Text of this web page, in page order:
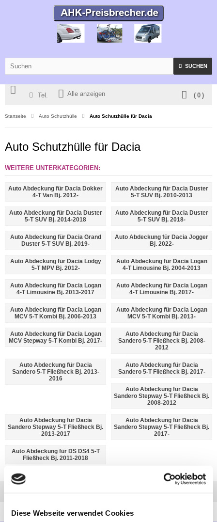
Diese Webseite verwendet Cookies
SUCHEN
Tel. Alle anzeigen ( 0 )
Startseite Auto Schutzhülle Auto Schutzhülle für Dacia
Auto Schutzhülle für Dacia
WEITERE UNTERKATEGORIEN:
Auto Abdeckung für Dacia Dokker
4-T Van Bj. 2012-
Auto Abdeckung für Dacia Duster
5-T SUV Bj. 2010-2013
Auto Abdeckung für Dacia Duster
5-T SUV Bj. 2014-2018
Auto Abdeckung für Dacia Duster
5-T SUV Bj. 2018-
Auto Abdeckung für Dacia Grand
Duster 5-T SUV Bj. 2019-
Auto Abdeckung für Dacia Jogger
Bj. 2022-
Auto Abdeckung für Dacia Lodgy
5-T MPV Bj. 2012-
Auto Abdeckung für Dacia Logan
4-T Limousine Bj. 2004-2013
Auto Abdeckung für Dacia Logan
4-T Limousine Bj. 2013-2017
Auto Abdeckung für Dacia Logan
4-T Limousine Bj. 2017-
Auto Abdeckung für Dacia Logan
MCV 5-T Kombi Bj. 2006-2013
Auto Abdeckung für Dacia Logan
MCV 5-T Kombi Bj. 2013-
Auto Abdeckung für Dacia Logan
MCV Stepway 5-T Kombi Bj. 2017-
Auto Abdeckung für Dacia
Sandero 5-T Fließheck Bj. 2008-
2012
Auto Abdeckung für Dacia
Sandero 5-T Fließheck Bj. 2013-
2016
Auto Abdeckung für Dacia
Sandero 5-T Fließheck Bj. 2017-
Auto Abdeckung für Dacia
Sandero Stepway 5-T Fließheck Bj.
2008-2012
Auto Abdeckung für Dacia
Sandero Stepway 5-T Fließheck Bj.
2013-2017
Auto Abdeckung für Dacia
Sandero Stepway 5-T Fließheck Bj.
2017-
Auto Abdeckung für DS DS4 5-T
Fließheck Bj. 2011-2018
Anfrage Anrufen AHK-Finder